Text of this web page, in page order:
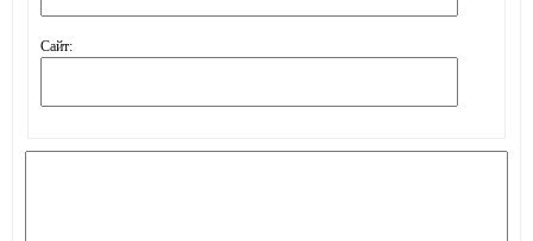
Сайт: